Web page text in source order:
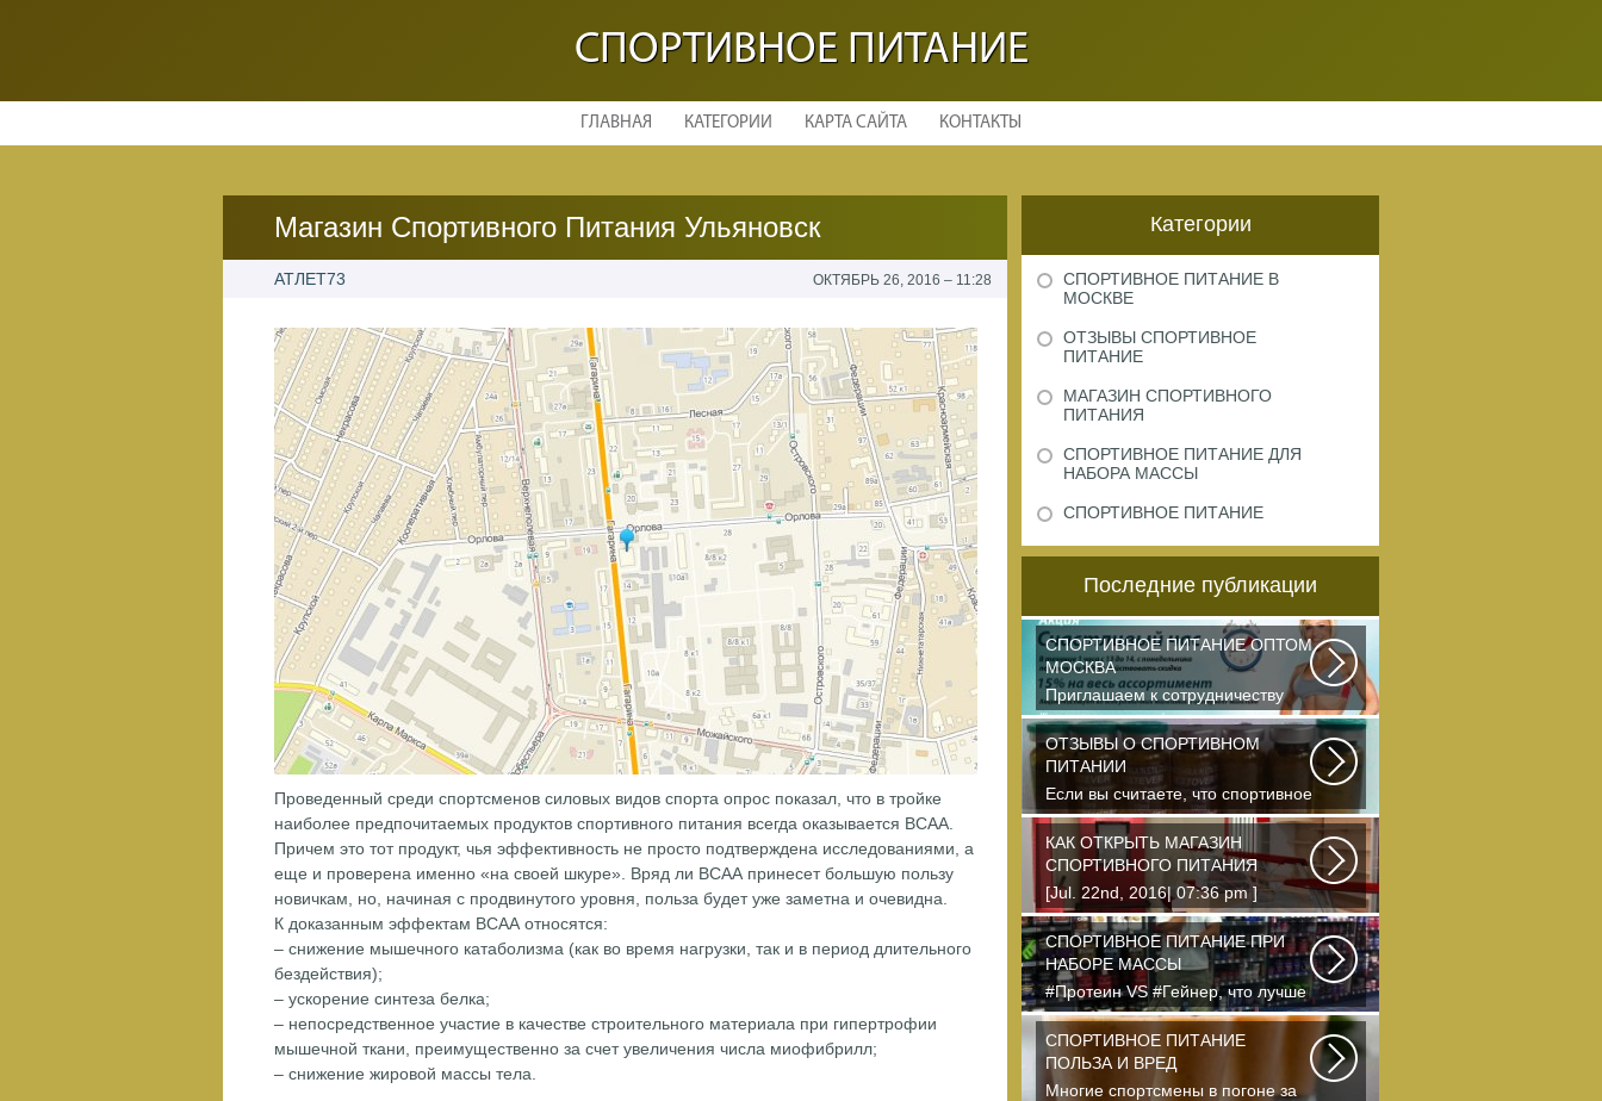
СПОРТИВНОЕ ПИТАНИЕ
ГЛАВНАЯ КАТЕГОРИИ КАРТА САЙТА КОНТАКТЫ
Магазин Спортивного Питания Ульяновск
АТЛЕТ73 ОКТЯБРЬ 26, 2016 – 11:28
Проведенный среди спортсменов силовых видов спорта опрос показал, что в тройке
наиболее предпочитаемых продуктов спортивного питания всегда оказывается ВСАА.
Причем это тот продукт, чья эффективность не просто подтверждена исследованиями, а
еще и проверена именно «на своей шкуре». Вряд ли ВСАА принесет большую пользу
новичкам, но, начиная с продвинутого уровня, польза будет уже заметна и очевидна.
К доказанным эффектам ВСАА относятся:
– снижение мышечного катаболизма (как во время нагрузки, так и в период длительного
бездействия);
– ускорение синтеза белка;
– непосредственное участие в качестве строительного материала при гипертрофии
мышечной ткани, преимущественно за счет увеличения числа миофибрилл;
– снижение жировой массы тела.
Категории
СПОРТИВНОЕ ПИТАНИЕ В
МОСКВЕ
ОТЗЫВЫ СПОРТИВНОЕ
ПИТАНИЕ
МАГАЗИН СПОРТИВНОГО
ПИТАНИЯ
СПОРТИВНОЕ ПИТАНИЕ ДЛЯ
НАБОРА МАССЫ
СПОРТИВНОЕ ПИТАНИЕ
Последние публикации
СПОРТИВНОЕ ПИТАНИЕ ОПТОМ
МОСКВА
Приглашаем к сотрудничеству
организации, занимающихся
продажей спортивного...
ОТЗЫВЫ О СПОРТИВНОМ
ПИТАНИИ
Если вы считаете, что спортивное
питание — это стероиды и
протеин в шприцах...
КАК ОТКРЫТЬ МАГАЗИН
СПОРТИВНОГО ПИТАНИЯ
[Jul. 22nd, 2016| 07:36 pm ]
dkphoto Что-то я окончательно
перевел ведение...
СПОРТИВНОЕ ПИТАНИЕ ПРИ
НАБОРЕ МАССЫ
#Протеин VS #Гейнер, что лучше
для набора массы? Очень часто
начинающие...
СПОРТИВНОЕ ПИТАНИЕ
ПОЛЬЗА И ВРЕД
Многие спортсмены в погоне за